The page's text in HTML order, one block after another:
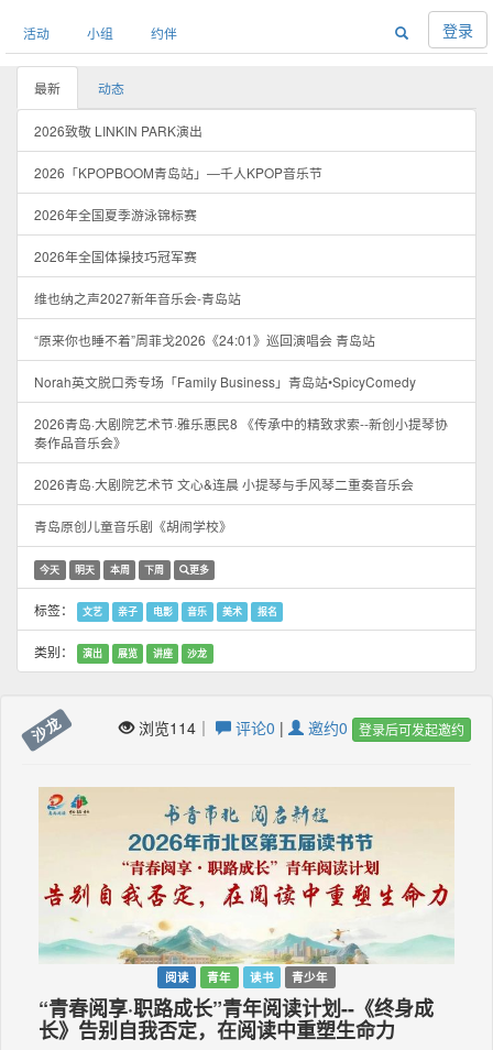
活动 小组 约伴 登录
最新 动态
2026致敬 LINKIN PARK演出
2026「KPOPBOOM青岛站」—千人KPOP音乐节
2026年全国夏季游泳锦标赛
2026年全国体操技巧冠军赛
维也纳之声2027新年音乐会-青岛站
“原来你也睡不着”周菲戈2026《24:01》巡回演唱会 青岛站
Norah英文脱口秀专场「Family Business」青岛站•SpicyComedy
2026青岛·大剧院艺术节·雅乐惠民8 《传承中的精致求索--新创小提琴协
奏作品音乐会》
2026青岛·大剧院艺术节 文心&连晨 小提琴与手风琴二重奏音乐会
青岛原创儿童音乐剧《胡闹学校》
今天 明天 本周 下周 更多
标签： 文艺 亲子 电影 音乐 美术 报名
类别： 演出 展览 讲座 沙龙
沙龙 浏览114｜ 评论0 | 邀约0 登录后可发起邀约
阅读 青年 读书 青少年
“青春阅享·职路成长”青年阅读计划--《终身成
长》告别自我否定，在阅读中重塑生命力